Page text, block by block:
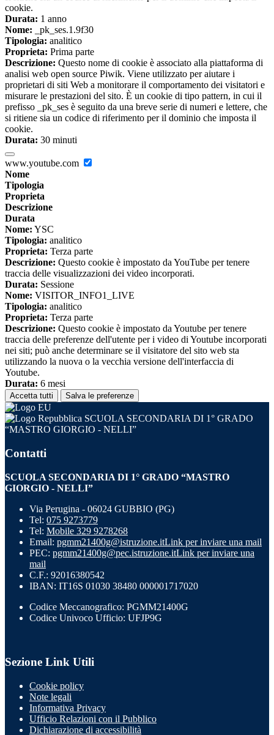
cookie.
Durata: 1 anno
Nome: _pk_ses.1.9f30
Tipologia: analitico
Proprieta: Prima parte
Descrizione: Questo nome di cookie è associato alla piattaforma di
analisi web open source Piwik. Viene utilizzato per aiutare i
proprietari di siti Web a monitorare il comportamento dei visitatori e
misurare le prestazioni del sito. È un cookie di tipo pattern, in cui il
prefisso _pk_ses è seguito da una breve serie di numeri e lettere, che
si ritiene sia un codice di riferimento per il dominio che imposta il
cookie.
Durata: 30 minuti
www.youtube.com
Nome
Tipologia
Proprieta
Descrizione
Durata
Nome: YSC
Tipologia: analitico
Proprieta: Terza parte
Descrizione: Questo cookie è impostato da YouTube per tenere
traccia delle visualizzazioni dei video incorporati.
Durata: Sessione
Nome: VISITOR_INFO1_LIVE
Tipologia: analitico
Proprieta: Terza parte
Descrizione: Questo cookie è impostato da Youtube per tenere
traccia delle preferenze dell'utente per i video di Youtube incorporati
nei siti; può anche determinare se il visitatore del sito web sta
utilizzando la nuova o la vecchia versione dell'interfaccia di
Youtube.
Durata: 6 mesi
Accetta tutti Salva le preferenze
SCUOLA SECONDARIA DI 1° GRADO
“MASTRO GIORGIO - NELLI”
Contatti
SCUOLA SECONDARIA DI 1° GRADO “MASTRO
GIORGIO - NELLI”
Via Perugina - 06024 GUBBIO (PG)
Tel: 075 9273779
Tel: Mobile 329 9278268
Email: pgmm21400g@istruzione.itLink per inviare una mail
PEC: pgmm21400g@pec.istruzione.itLink per inviare una
mail
C.F.: 92016380542
IBAN: IT16S 01030 38480 000001717020
Codice Meccanografico: PGMM21400G
Codice Univoco Ufficio: UFJP9G
Sezione Link Utili
Cookie policy
Note legali
Informativa Privacy
Ufficio Relazioni con il Pubblico
Dichiarazione di accessibilità